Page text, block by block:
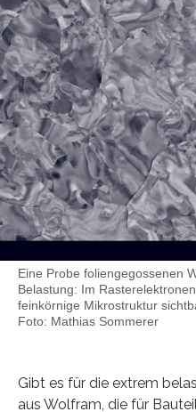
Eine Probe foliengegossenen
Belastung: Im
feinkörnige Mikrostruktur
Foto: Mathias Sommerer
Gibt es für die extrem
aus Wolfram, die für